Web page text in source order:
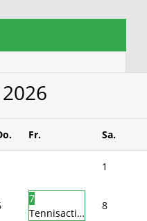
2026
Fr. Sa.
1
7
Tennisacti…
8